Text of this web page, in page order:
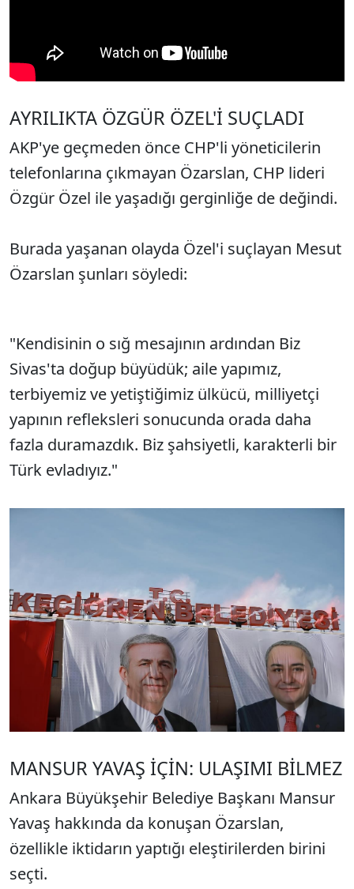
AYRILIKTA ÖZGÜR ÖZEL'İ SUÇLADI
AKP'ye geçmeden önce CHP'li yöneticilerin
telefonlarına çıkmayan Özarslan, CHP lideri
Özgür Özel ile yaşadığı gerginliğe de değindi.
Burada yaşanan olayda Özel'i suçlayan Mesut
Özarslan şunları söyledi:
"Kendisinin o sığ mesajının ardından Biz
Sivas'ta doğup büyüdük; aile yapımız,
terbiyemiz ve yetiştiğimiz ülkücü, milliyetçi
yapının refleksleri sonucunda orada daha
fazla duramazdık. Biz şahsiyetli, karakterli bir
Türk evladıyız."
MANSUR YAVAŞ İÇİN: ULAŞIMI BİLMEZ
Ankara Büyükşehir Belediye Başkanı Mansur
Yavaş hakkında da konuşan Özarslan,
özellikle iktidarın yaptığı eleştirilerden birini
seçti.